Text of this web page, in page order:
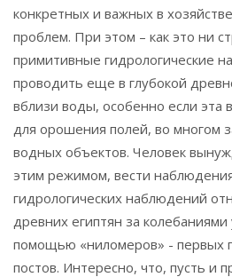
конкретных и важных в
проблем. При этом – как это ни
примитивные гидрологические
проводить еще в глубокой
вблизи воды, особенно если эта
для орошения полей, во многом
водных объектов. Человек
этим режимом, вести
гидрологических наблюдений
древних египтян за
помощью «ниломеров» - первых
постов. Интересно, что, пусть и